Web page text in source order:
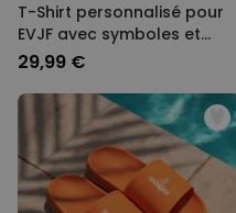
T-Shirt personnalisé pour
EVJF avec symboles et
texte
29,99 €